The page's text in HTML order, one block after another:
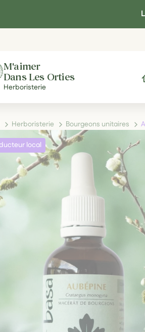
M'aimer
Dans Les Orties
Herboristerie
Herboristerie Bourgeons unitaires